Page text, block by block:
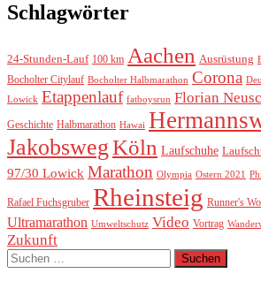
Schlagwörter
24-Stunden-Lauf 100 km Aachen Ausrüstung
Bocholter Citylauf Bocholter Halbmarathon Corona
Lowick Etappenlauf fatboysrun Florian
Geschichte Halbmarathon Hawai
JakobswegKöln Laufschuhe
97/30 Lowick Marathon Olympia Ostern 2021
Rafael Fuchsgruber Rheinsteig Runner's
Ultramarathon Umweltschutz Video Vortrag
Zukunft
Suchen
nach: